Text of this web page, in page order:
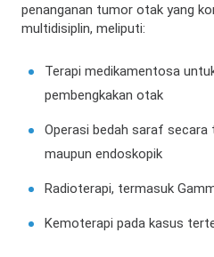
penanganan tumor otak yang
multidisiplin, meliputi:
Terapi medikamentosa
pembengkakan otak
Operasi bedah saraf secara
maupun endoskopik
Radioterapi, termasuk
Kemoterapi pada kasus